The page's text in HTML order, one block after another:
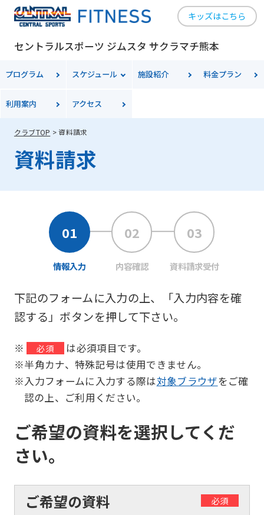
キッズはこちら
セントラルスポーツ ジムスタ サクラマチ熊本
プログラム スケジュール 施設紹介 料金プラン
利用案内 アクセス
クラブTOP 資料請求
資料請求
情報入力 内容確認 資料請求受付
下記のフォームに入力の上、「入力内容を確
認する」ボタンを押して下さい。
※ 必須
は必須項目です。
※半角カナ、特殊記号は使用できません。
※入力フォームに入力する際は対象ブラウザをご確
認の上、ご利用ください。
ご希望の資料を選択してくだ
さい。
ご希望の資料 必須